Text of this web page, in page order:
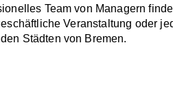
Team von Managern
Veranstaltung oder
Städten von Bremen.